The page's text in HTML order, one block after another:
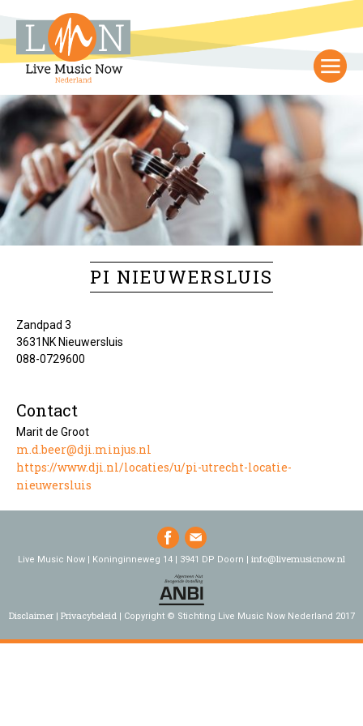
PI NIEUWERSLUIS
Zandpad 3
3631NK Nieuwersluis
088-0729600
Contact
Marit de Groot
m.d.beer@dji.minjus.nl
https://www.dji.nl/locaties/u/pi-utrecht-locatie-
nieuwersluis
Live Music Now | Koninginneweg 14 | 3941 DP Doorn | info@livemusicnow.nl
Disclaimer Privacybeleid Copyright © Stichting Live Music Now Nederland 2017